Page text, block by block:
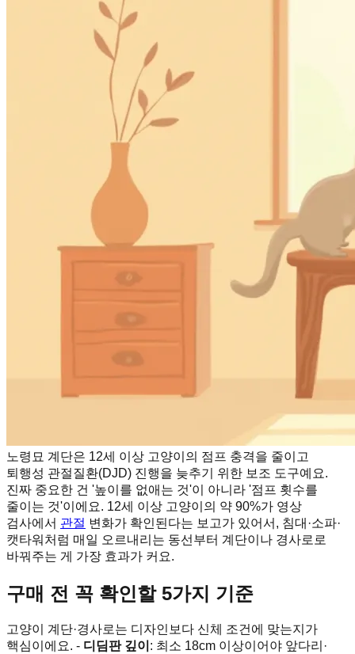
노령묘 계단은 12세 이상 고양이의 점프 충격을 줄이고
퇴행성 관절질환(DJD) 진행을 늦추기 위한 보조 도구예요.
진짜 중요한 건 '높이를 없애는 것'이 아니라 '점프 횟수를
줄이는 것'이에요. 12세 이상 고양이의 약 90%가 영상
검사에서 관절 변화가 확인된다는 보고가 있어서, 침대·소파·
캣타워처럼 매일 오르내리는 동선부터 계단이나 경사로로
바꿔주는 게 가장 효과가 커요.
구매 전 꼭 확인할 5가지 기준
고양이 계단·경사로는 디자인보다 신체 조건에 맞는지가
핵심이에요. - 디딤판 깊이 : 최소 18cm 이상이어야 앞다리·